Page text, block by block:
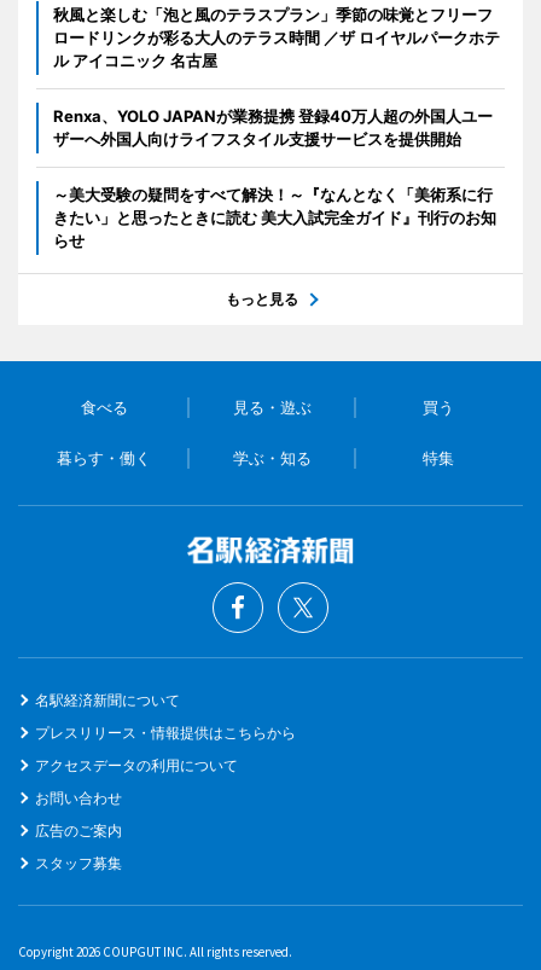
秋風と楽しむ「泡と風のテラスプラン」季節の味覚とフリーフ
ロードリンクが彩る大人のテラス時間 ／ザ ロイヤルパークホテ
ル アイコニック 名古屋
Renxa、YOLO JAPANが業務提携 登録40万人超の外国人ユー
ザーへ外国人向けライフスタイル支援サービスを提供開始
～美大受験の疑問をすべて解決！～『なんとなく「美術系に行
きたい」と思ったときに読む 美大入試完全ガイド』刊行のお知
らせ
もっと見る
食べる 見る・遊ぶ 買う
暮らす・働く 学ぶ・知る 特集
名駅経済新聞について
プレスリリース・情報提供はこちらから
アクセスデータの利用について
お問い合わせ
広告のご案内
スタッフ募集
Copyright 2026 COUPGUT INC. All rights reserved.